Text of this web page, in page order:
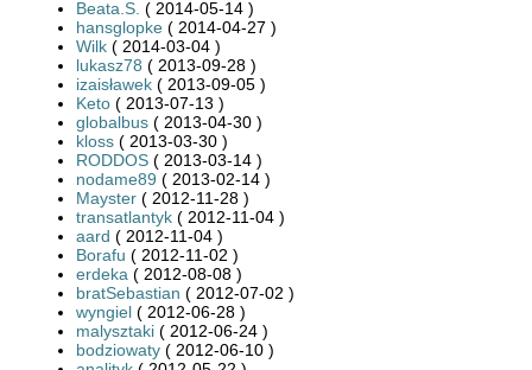
Beata.S. ( 2014-05-14 )
hansglopke ( 2014-04-27 )
Wilk ( 2014-03-04 )
lukasz78 ( 2013-09-28 )
izaisławek ( 2013-09-05 )
Keto ( 2013-07-13 )
globalbus ( 2013-04-30 )
kloss ( 2013-03-30 )
RODDOS ( 2013-03-14 )
nodame89 ( 2013-02-14 )
Mayster ( 2012-11-28 )
transatlantyk ( 2012-11-04 )
aard ( 2012-11-04 )
Borafu ( 2012-11-02 )
erdeka ( 2012-08-08 )
bratSebastian ( 2012-07-02 )
wyngiel ( 2012-06-28 )
malysztaki ( 2012-06-24 )
bodziowaty ( 2012-06-10 )